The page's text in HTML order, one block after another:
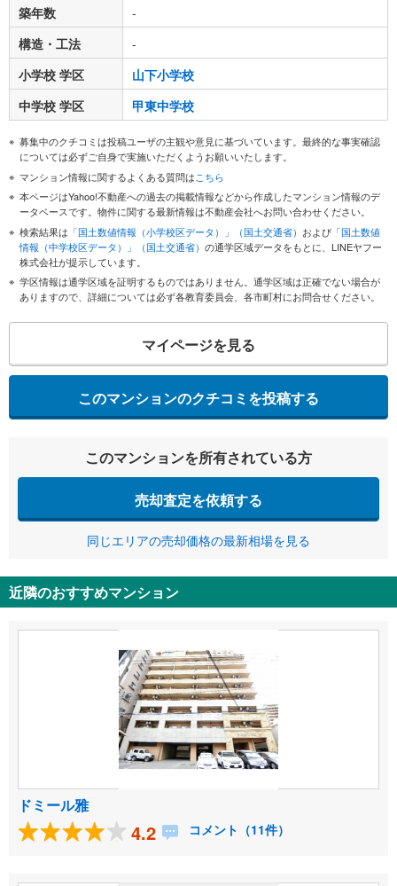
築年数
-
構造・工法
-
小学校 学区
山下小学校
中学校 学区
甲東中学校
募集中のクチコミは投稿ユーザの主観や意見に基づいています。最終的な事実確認
については必ずご自身で実施いただくようお願いいたします。
マンション情報に関するよくある質問はこちら
本ページはYahoo!不動産への過去の掲載情報などから作成したマンション情報のデ
ータベースです。物件に関する最新情報は不動産会社へお問い合わせください。
検索結果は 「国土数値情報（小学校区データ）」（国土交通省） および 「国土数値
情報（中学校区データ）」（国土交通省） の通学区域データをもとに、LINEヤフー
株式会社が提示しています。
学区情報は通学区域を証明するものではありません。通学区域は正確でない場合が
ありますので、詳細については必ず各教育委員会、各市町村にお問合せください。
マイページを見る
このマンションのクチコミを投稿する
このマンションを所有されている方
売却査定を依頼する
同じエリアの売却価格の最新相場を見る
近隣のおすすめマンション
ドミール雅
4.2 コメント（11件）